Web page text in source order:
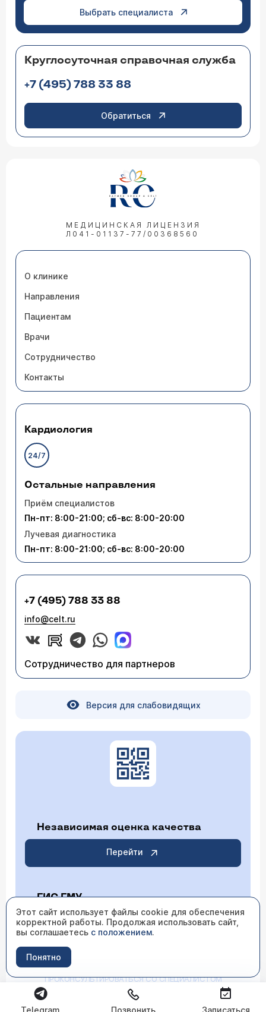
Выбрать специалиста
Круглосуточная справочная служба
+7 (495) 788 33 88
Обратиться
МЕДИЦИНСКАЯ ЛИЦЕНЗИЯ
Л041-01137-77/00368560
О клинике
Направления
Пациентам
Врачи
Сотрудничество
Контакты
Кардиология
24/7
Остальные направления
Приём специалистов
Пн-пт: 8:00-21:00; сб-вс: 8:00-20:00
Лучевая диагностика
Пн-пт: 8:00-21:00; сб-вс: 8:00-20:00
+7 (495) 788 33 88
info@celt.ru
Сотрудничество для партнеров
Версия для слабовидящих
Независимая оценка качества
Перейти
ГИС ГМУ
Перейти
ИМЕЮТСЯ ПРОТИВОПОКАЗАНИЯ НЕОБХОДИМО
ПРОКОНСУЛЬТИРОВАТЬСЯ СО СПЕЦИАЛИСТОМ
Этот сайт использует файлы cookie для обеспечения
корректной работы. Продолжая использовать сайт,
вы соглашаетесь с положением.
Понятно
Telegram Позвонить Записаться